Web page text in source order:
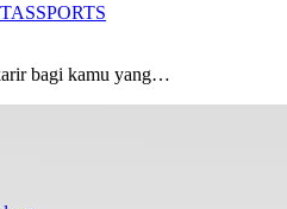
bagi kamu yang…